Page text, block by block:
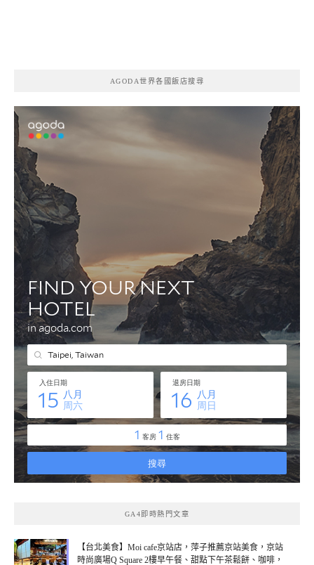
AGODA世界各國飯店搜尋
GA4即時熱門文章
【台北美食】Moi cafe京站店，萍子推薦京站美食，京站
時尚廣場Q Square 2樓早午餐、甜點下午茶鬆餅、咖啡，